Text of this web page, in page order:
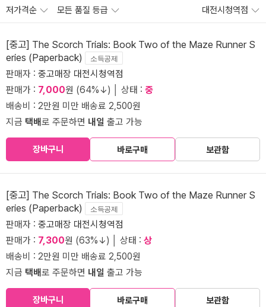
저가격순 모든 품질 등급 대전시청역점
[중고] The Scorch Trials: Book Two of the Maze Runner S
eries (Paperback)
소득공제
판매자 : 중고매장 대전시청역점
판매가 : 7,000원 (64%↓) │ 상태 : 중
배송비 : 2만원 미만 배송료 2,500원
지금 택배로 주문하면 내일 출고 가능
장바구니 바로구매 보관함
[중고] The Scorch Trials: Book Two of the Maze Runner S
eries (Paperback)
소득공제
판매자 : 중고매장 대전시청역점
판매가 : 7,300원 (63%↓) │ 상태 : 상
배송비 : 2만원 미만 배송료 2,500원
지금 택배로 주문하면 내일 출고 가능
장바구니 바로구매 보관함